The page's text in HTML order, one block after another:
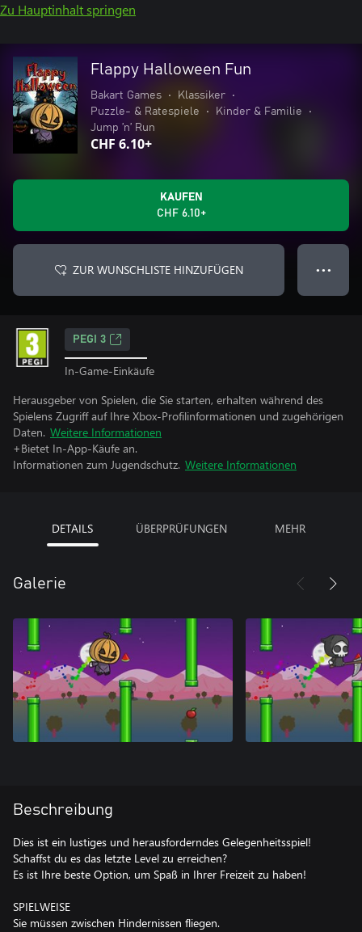
Zu Hauptinhalt springen
Flappy Halloween Fun
Bakart Games • Klassiker
•
Puzzle- & Ratespiele
• Kinder & Familie
•
Jump ’n’ Run
CHF 6.10+
KAUFEN
CHF 6.10+
ZUR WUNSCHLISTE HINZUFÜGEN ● ● ●
PEGI 3
In-Game-Einkäufe
Herausgeber von Spielen, die Sie starten, erhalten während des
Spielens Zugriff auf Ihre Xbox-Profilinformationen und zugehörigen
Daten. Weitere Informationen
+Bietet In-App-Käufe an.
Informationen zum Jugendschutz. Weitere Informationen
DETAILS ÜBERPRÜFUNGEN MEHR
Galerie
Beschreibung
Dies ist ein lustiges und herausforderndes Gelegenheitsspiel!
Schaffst du es das letzte Level zu erreichen?
Es ist Ihre beste Option, um Spaß in Ihrer Freizeit zu haben!
SPIELWEISE
Sie müssen zwischen Hindernissen fliegen.